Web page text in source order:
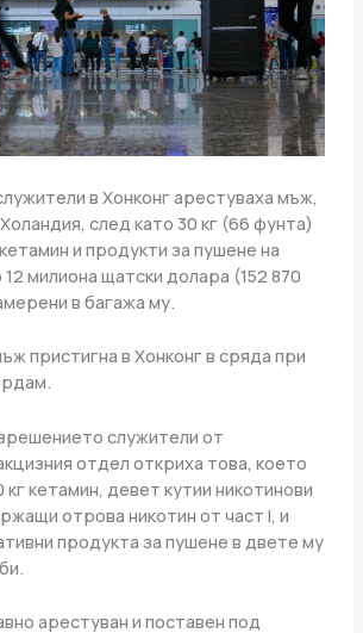
в Хонконг арестуваха мъж,
след като 30 кг (66 фунта)
и продукти за пушене на
милиона щатски долара (152 870
в багажа му.
пристигна в Хонконг в сряда при
служители от
отдел откриха това, което
кг кетамин, девет кутии никотинови
отрова никотин от част I, и
продукта за пушене в двете му
арестуван и поставен под